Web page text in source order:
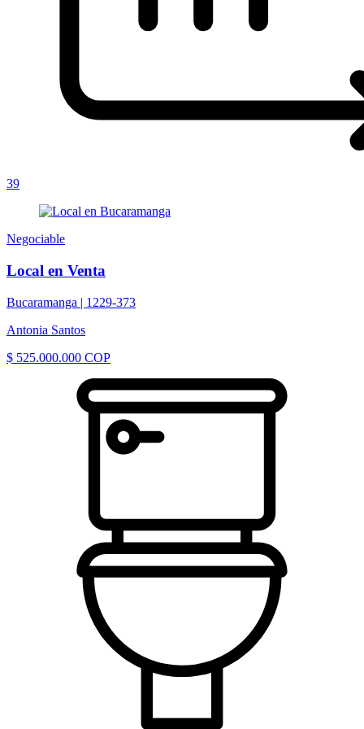
39
Negociable
Local en Venta
Bucaramanga | 1229-373
Antonia Santos
$ 525.000.000 COP